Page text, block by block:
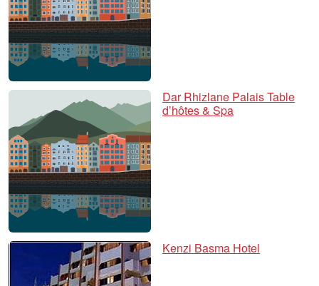
Dar Rhizlane Palais Table
d’hôtes & Spa
Kenzi Basma Hotel